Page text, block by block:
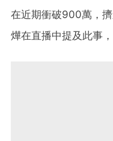
在近期衝破900萬，
燁在直播中提及此事